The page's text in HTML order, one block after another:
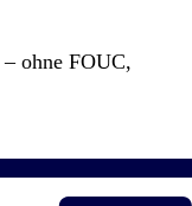
– ohne FOUC,